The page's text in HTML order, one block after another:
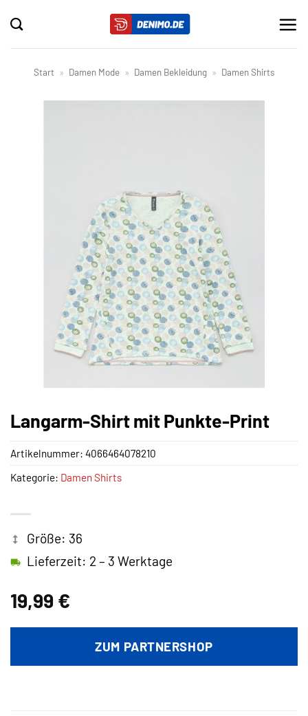
Inhalt
springen
Start » Damen Mode » Damen Bekleidung » Damen Shirts
Langarm-Shirt mit Punkte-Print
19,99 €
Größe: 36
Lieferzeit: 2 – 3 Werktage
ZUM PARTNERSHOP
Artikelnummer: 4066464078210
Kategorie: Damen Shirts